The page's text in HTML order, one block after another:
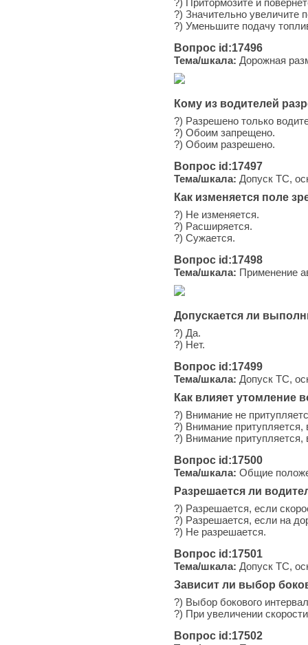
?) Значительно увеличите
?) Уменьшите подачу
Вопрос id:17496
Тема/шкала: Дорожная
Кому из водителей
?) Разрешено только
?) Обоим запрещено.
?) Обоим разрешено.
Вопрос id:17497
Тема/шкала: Допуск ТС,
Как изменяется поле
?) Не изменяется.
?) Расширяется.
?) Сужается.
Вопрос id:17498
Тема/шкала: Применение
Допускается ли
?) Да.
?) Нет.
Вопрос id:17499
Тема/шкала: Допуск ТС,
Как влияет утомление
?) Внимание не
?) Внимание притупляется,
?) Внимание
Вопрос id:17500
Тема/шкала: Общие
Разрешается ли
?) Разрешается, если
?) Разрешается, если на
?) Не разрешается.
Вопрос id:17501
Тема/шкала: Допуск ТС,
Зависит ли выбор
?) Выбор бокового
?) При увеличении
Вопрос id:17502